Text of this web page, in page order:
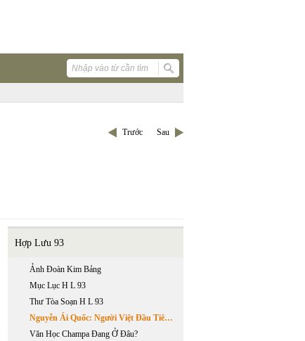
Trước Sau
Hợp Lưu 93
Ảnh Đoàn Kim Bảng
Mục Lục H L 93
Thư Tòa Soạn H L 93
Nguyễn Ái Quốc: Người Việt Đầu Tiên Đến Mỹ?
Văn Học Champa Đang Ở Đâu?